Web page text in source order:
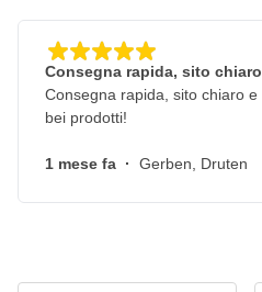
Consegna rapida, sito chiaro
Consegna rapida, sito chiaro e
bei prodotti!
1 mese fa · Gerben, Druten